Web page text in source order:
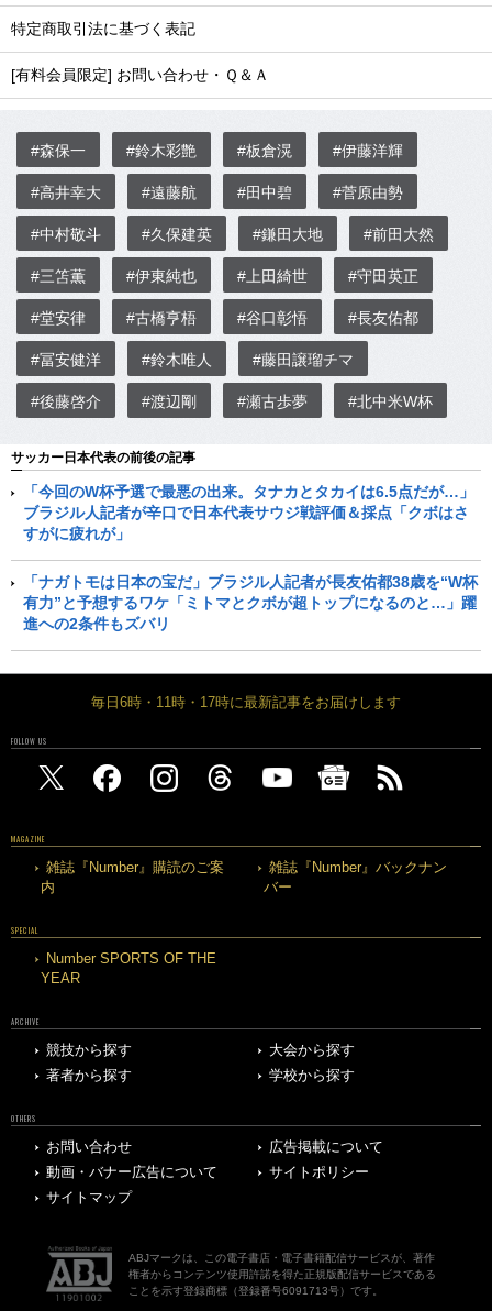
特定商取引法に基づく表記
[有料会員限定] お問い合わせ・Ｑ＆Ａ
#森保一 #鈴木彩艶 #板倉滉 #伊藤洋輝
#高井幸大 #遠藤航 #田中碧 #菅原由勢
#中村敬斗 #久保建英 #鎌田大地 #前田大然
#三笘薫 #伊東純也 #上田綺世 #守田英正
#堂安律 #古橋亨梧 #谷口彰悟 #長友佑都
#冨安健洋 #鈴木唯人 #藤田譲瑠チマ
#後藤啓介 #渡辺剛 #瀬古歩夢 #北中米W杯
サッカー日本代表の前後の記事
「今回のW杯予選で最悪の出来。タナカとタカイは6.5点だが…」
ブラジル人記者が辛口で日本代表サウジ戦評価＆採点「クボはさ
すがに疲れが」
「ナガトモは日本の宝だ」ブラジル人記者が長友佑都38歳を“W杯
有力”と予想するワケ「ミトマとクボが超トップになるのと…」躍
進への2条件もズバリ
毎日6時・11時・17時に最新記事をお届けします
FOLLOW US
MAGAZINE
雑誌『Number』購読のご案
内
雑誌『Number』バックナン
バー
SPECIAL
Number SPORTS OF THE
YEAR
ARCHIVE
競技から探す
大会から探す
著者から探す
学校から探す
OTHERS
お問い合わせ
広告掲載について
動画・バナー広告について
サイトポリシー
サイトマップ
ABJマークは、この電子書店・電子書籍配信サービスが、著作
権者からコンテンツ使用許諾を得た正規版配信サービスである
ことを示す登録商標（登録番号6091713号）です。